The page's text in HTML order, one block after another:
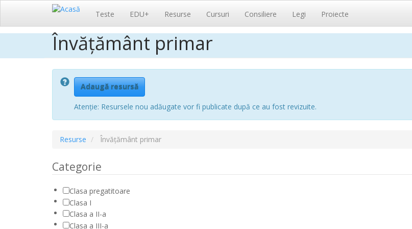
conținutul
Navigare
principală
Teste EDU+ Resurse Cursuri Consiliere Legi Proiecte
Învățământ primar
Adaugă resursă
Atenție: Resursele nou adăugate vor fi publicate după ce au fost revizuite.
Resurse Învățământ primar
Categorie
Clasa pregatitoare
Clasa I
Clasa a II-a
Clasa a III-a